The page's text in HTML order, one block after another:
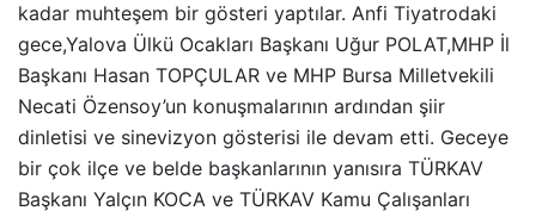
kadar muhteşem bir gösteri yaptılar. Anfi Tiyatrodaki
gece,Yalova Ülkü Ocakları Başkanı Uğur POLAT,MHP İl
Başkanı Hasan TOPÇULAR ve MHP Bursa Milletvekili
Necati Özensoy’un konuşmalarının ardından şiir
dinletisi ve sinevizyon gösterisi ile devam etti. Geceye
bir çok ilçe ve belde başkanlarının yanısıra TÜRKAV
Başkanı Yalçın KOCA ve TÜRKAV Kamu Çalışanları